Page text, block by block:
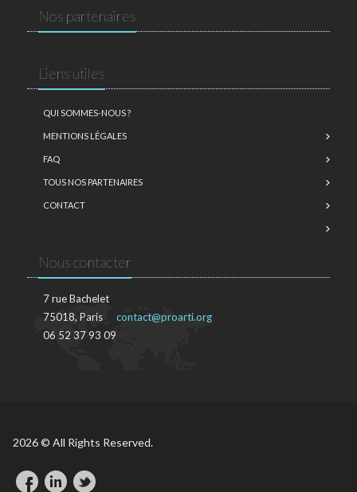
Nos partenaires
Liens utiles
QUI SOMMES-NOUS ?
MENTIONS LÉGALES
FAQ
TOUS NOS PARTENAIRES
CONTACT
Nous contacter
7 rue Bachelet
75018, Paris
06 52 37 93 09
contact@proarti.org
2026 © All Rights Reserved.